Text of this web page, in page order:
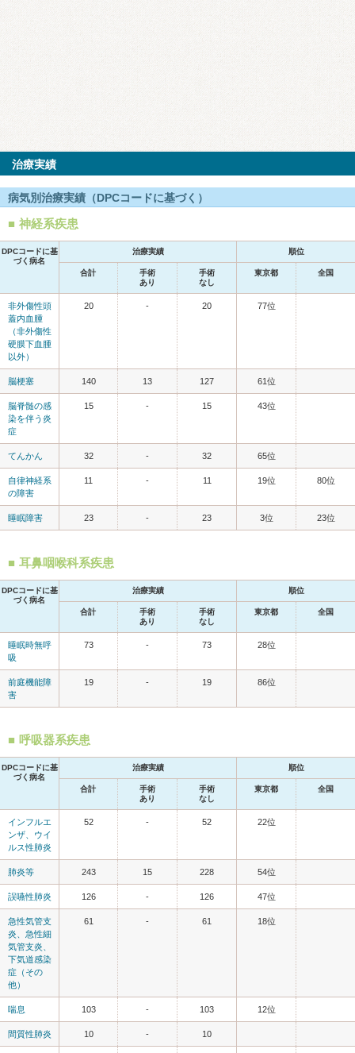
治療実績
病気別治療実績（DPCコードに基づく）
神経系疾患
DPCコードに基
づく病名
治療実績 順位
合計
手術
あり
手術
なし
東京都 全国
非外傷性頭
蓋内血腫
（非外傷性
硬膜下血腫
以外）
20 - 20 77位
脳梗塞 140 13 127 61位
脳脊髄の感
染を伴う炎
症
15 - 15 43位
てんかん 32 - 32 65位
自律神経系
の障害
11 - 11 19位 80位
睡眠障害 23 - 23 3位 23位
耳鼻咽喉科系疾患
DPCコードに基
づく病名
治療実績 順位
合計
手術
あり
手術
なし
東京都 全国
睡眠時無呼
吸
73 - 73 28位
前庭機能障
害
19 - 19 86位
呼吸器系疾患
DPCコードに基
づく病名
治療実績 順位
合計
手術
あり
手術
なし
東京都 全国
インフルエ
ンザ、ウイ
ルス性肺炎
52 - 52 22位
肺炎等 243 15 228 54位
誤嚥性肺炎 126 - 126 47位
急性気管支
炎、急性細
気管支炎、
下気道感染
症（その
他）
61 - 61 18位
喘息 103 - 103 12位
間質性肺炎 10 - 10